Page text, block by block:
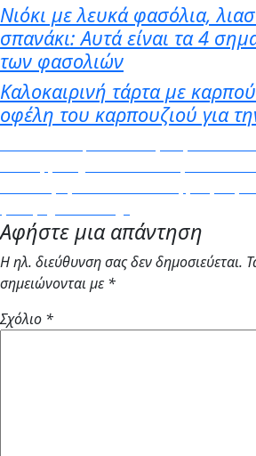
Νιόκι με λευκά φασόλια,
σπανάκι: Αυτά είναι τα 4
των φασολιών
Καλοκαιρινή τάρτα με
οφέλη του καρπουζιού για
Πλοήγηση
άρθρων
Αφήστε μια απάντηση
Η ηλ. διεύθυνση σας δεν δημοσιεύεται.
σημειώνονται με*
Σχόλιο *